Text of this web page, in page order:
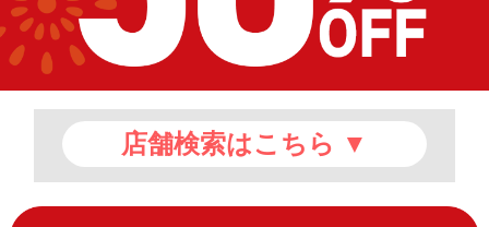
店舗検索はこちら ▼